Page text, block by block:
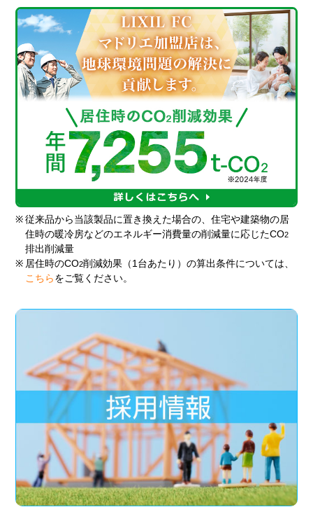
※ 従来品から当該製品に置き換えた場合の、住宅や建築物の居
住時の暖冷房などのエネルギー消費量の削減量に応じたCO2
排出削減量
※ 居住時のCO2削減効果（1台あたり）の算出条件については、
こちら をご覧ください。